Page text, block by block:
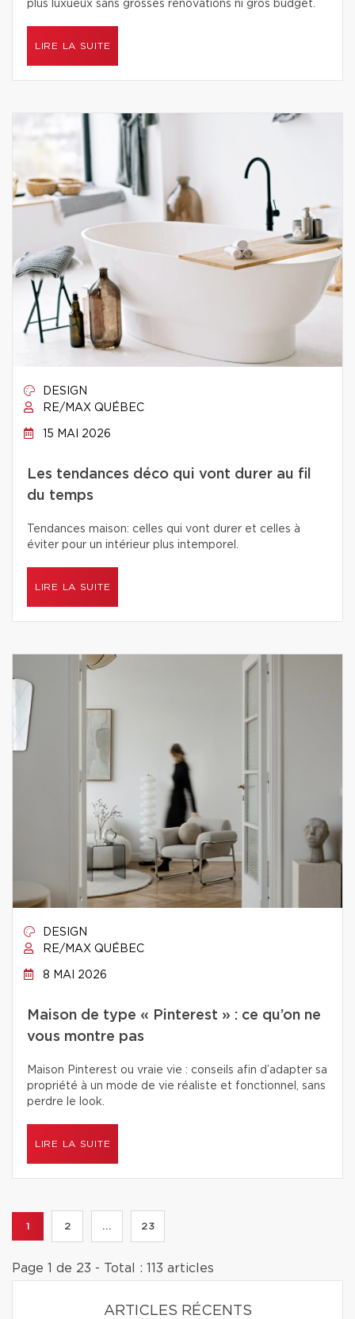
plus luxueux sans grosses rénovations ni gros budget.
LIRE LA SUITE
DESIGN
RE/MAX QUÉBEC
15 MAI 2026
Les tendances déco qui vont durer au fil
du temps
Tendances maison: celles qui vont durer et celles à
éviter pour un intérieur plus intemporel.
LIRE LA SUITE
DESIGN
RE/MAX QUÉBEC
8 MAI 2026
Maison de type « Pinterest » : ce qu’on ne
vous montre pas
Maison Pinterest ou vraie vie : conseils afin d’adapter sa
propriété à un mode de vie réaliste et fonctionnel, sans
perdre le look.
LIRE LA SUITE
1 2 ... 23
Page 1 de 23 - Total : 113 articles
ARTICLES RÉCENTS